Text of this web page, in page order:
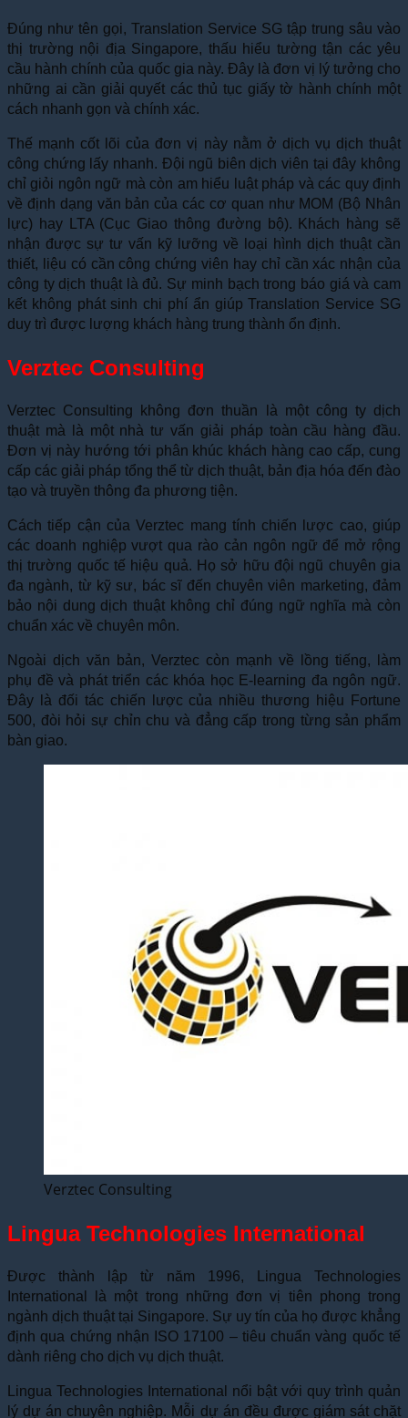
Đúng như tên gọi, Translation Service SG tập trung sâu vào
thị trường nội địa Singapore, thấu hiểu tường tận các yêu
cầu hành chính của quốc gia này. Đây là đơn vị lý tưởng cho
những ai cần giải quyết các thủ tục giấy tờ hành chính một
cách nhanh gọn và chính xác.
Thế mạnh cốt lõi của đơn vị này nằm ở dịch vụ dịch thuật
công chứng lấy nhanh. Đội ngũ biên dịch viên tại đây không
chỉ giỏi ngôn ngữ mà còn am hiểu luật pháp và các quy định
về định dạng văn bản của các cơ quan như MOM (Bộ Nhân
lực) hay LTA (Cục Giao thông đường bộ). Khách hàng sẽ
nhận được sự tư vấn kỹ lưỡng về loại hình dịch thuật cần
thiết, liệu có cần công chứng viên hay chỉ cần xác nhận của
công ty dịch thuật là đủ. Sự minh bạch trong báo giá và cam
kết không phát sinh chi phí ẩn giúp Translation Service SG
duy trì được lượng khách hàng trung thành ổn định.
Verztec Consulting
Verztec Consulting không đơn thuần là một công ty dịch
thuật mà là một nhà tư vấn giải pháp toàn cầu hàng đầu.
Đơn vị này hướng tới phân khúc khách hàng cao cấp, cung
cấp các giải pháp tổng thể từ dịch thuật, bản địa hóa đến đào
tạo và truyền thông đa phương tiện.
Cách tiếp cận của Verztec mang tính chiến lược cao, giúp
các doanh nghiệp vượt qua rào cản ngôn ngữ để mở rộng
thị trường quốc tế hiệu quả. Họ sở hữu đội ngũ chuyên gia
đa ngành, từ kỹ sư, bác sĩ đến chuyên viên marketing, đảm
bảo nội dung dịch thuật không chỉ đúng ngữ nghĩa mà còn
chuẩn xác về chuyên môn.
Ngoài dịch văn bản, Verztec còn mạnh về lồng tiếng, làm
phụ đề và phát triển các khóa học E-learning đa ngôn ngữ.
Đây là đối tác chiến lược của nhiều thương hiệu Fortune
500, đòi hỏi sự chỉn chu và đẳng cấp trong từng sản phẩm
bàn giao.
Verztec Consulting
Lingua Technologies International
Được thành lập từ năm 1996, Lingua Technologies
International là một trong những đơn vị tiên phong trong
ngành dịch thuật tại Singapore. Sự uy tín của họ được khẳng
định qua chứng nhận ISO 17100 – tiêu chuẩn vàng quốc tế
dành riêng cho dịch vụ dịch thuật.
Lingua Technologies International nổi bật với quy trình quản
lý dự án chuyên nghiệp. Mỗi dự án đều được giám sát chặt